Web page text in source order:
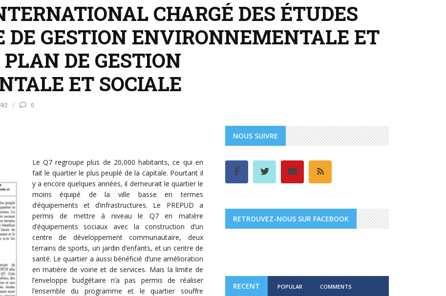
CHARGÉ DES ÉTUDES
DE GESTION ENVIRONNEMENTALE ET
PLAN DE GESTION
ET SOCIALE
0
Le Q7 regroupe plus de 20,000 habitants, ce qui en
fait le quartier le plus peuplé de la capitale. Pourtant il
y a encore quelques années, il demeurait le quartier le
moins équipé de la ville basse en termes
d’équipements et d’infrastructures. Le PREPUD a
permis de mettre à niveau le Q7 en matière
d’équipements sociaux avec la construction d’un
centre de développement communautaire, deux
terrains de sports, un jardin d’enfants, et un centre de
santé. Le quartier a aussi bénéficié d’une amélioration
en matière de voirie et de services. Mais la limite de
l’enveloppe budgétaire n’a pas permis de réaliser
l’ensemble du programme et le quartier souffre
NOUS SUIVRE
RETROUVEZ-NOUS SUR FACEBOOK
RECENT POPULAR COMMENTS